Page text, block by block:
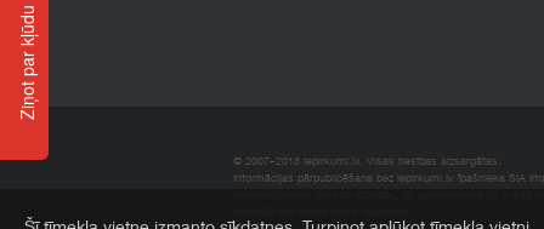
© 2007–2018 Iepirkumi.lv. Visas tiesības aizsargātas.
Informācijas pārpublicēšana bez iepirkumi.lv īpašnieka SIA
Ziņot par kļūdu